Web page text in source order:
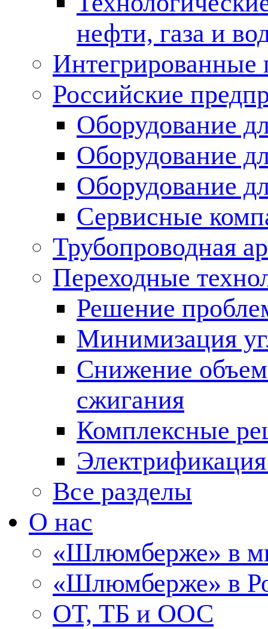
нефти, газа и
Российские
Оборудование
Оборудование
Оборудование
Сервисные
Трубопроводная
Переходные
Решение
Минимизация
Снижение
сжигания
Комплексные
Все разделы
О нас
«Шлюмберже» в
«Шлюмберже» в
ОТ, ТБ и ООС